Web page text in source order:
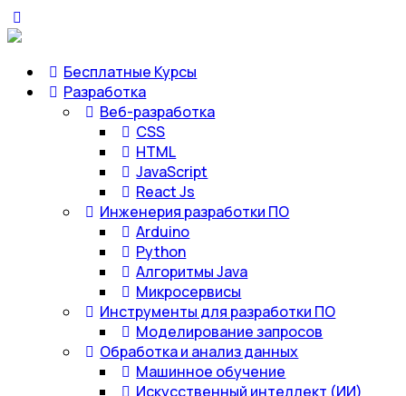
Бесплатные Курсы
Разработка
Веб-разработка
CSS
HTML
JavaScript
React Js
Инженерия разработки ПО
Arduino
Python
Алгоритмы Java
Микросервисы
Инструменты для разработки ПО
Моделирование запросов
Обработка и анализ данных
Машинное обучение
Искусственный интеллект (ИИ)